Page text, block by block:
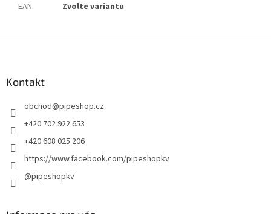
EAN: Zvolte variantu
Kontakt
obchod@pipeshop.cz
+420 702 922 653
+420 608 025 206
https://www.facebook.com/pipeshopkv
@pipeshopkv